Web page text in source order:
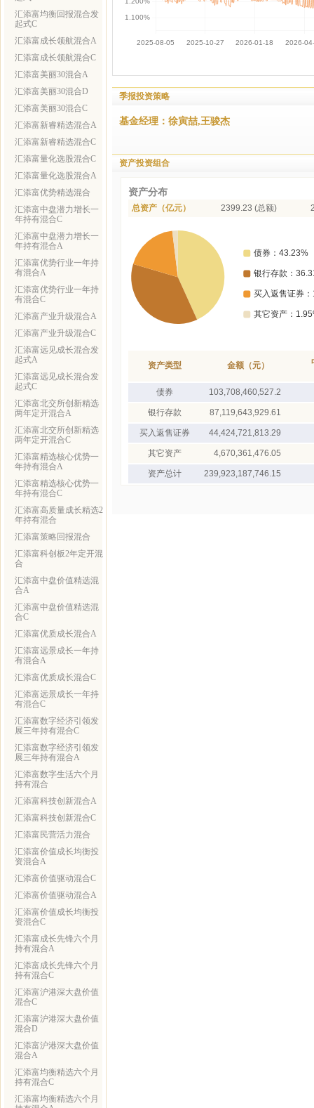
汇添富均衡回报混合发
起式C
汇添富成长领航混合A
汇添富成长领航混合C
汇添富美丽30混合A
汇添富美丽30混合D
汇添富美丽30混合C
汇添富新睿精选混合A
汇添富新睿精选混合C
汇添富量化选股混合C
汇添富量化选股混合A
汇添富优势精选混合
汇添富中盘潜力增长一
年持有混合C
汇添富中盘潜力增长一
年持有混合A
汇添富优势行业一年持
有混合A
汇添富优势行业一年持
有混合C
汇添富产业升级混合A
汇添富产业升级混合C
汇添富远见成长混合发
起式A
汇添富远见成长混合发
起式C
汇添富北交所创新精选
两年定开混合A
汇添富北交所创新精选
两年定开混合C
汇添富精选核心优势一
年持有混合A
汇添富精选核心优势一
年持有混合C
汇添富高质量成长精选2
年持有混合
汇添富策略回报混合
汇添富科创板2年定开混
合
汇添富中盘价值精选混
合A
汇添富中盘价值精选混
合C
汇添富优质成长混合A
汇添富远景成长一年持
有混合A
汇添富优质成长混合C
汇添富远景成长一年持
有混合C
汇添富数字经济引领发
展三年持有混合C
汇添富数字经济引领发
展三年持有混合A
汇添富数字生活六个月
持有混合
汇添富科技创新混合A
汇添富科技创新混合C
汇添富民营活力混合
汇添富价值成长均衡投
资混合A
汇添富价值驱动混合C
汇添富价值驱动混合A
汇添富价值成长均衡投
资混合C
汇添富成长先锋六个月
持有混合A
汇添富成长先锋六个月
持有混合C
汇添富沪港深大盘价值
混合C
汇添富沪港深大盘价值
混合D
汇添富沪港深大盘价值
混合A
汇添富均衡精选六个月
持有混合C
汇添富均衡精选六个月
季报投资策略
基金经理：徐寅喆,王骏杰
资产投资组合
资产分布
总资产（亿元） 2399.23 (总额)
资产类型 金额（元）
债券 103,708,460,527.2
银行存款 87,119,643,929.61
买入返售证券 44,424,721,813.29
其它资产 4,670,361,476.05
资产总计 239,923,187,746.15